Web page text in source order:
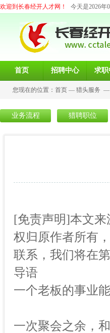
欢迎到长春经开人才网！ 今天是2026年
首页 招聘中心 求职
您现在的位置： 首页 — 猎头服务 —
业务流程 猎聘职位
[免责声明]本文
权归原作者所有
联系，我们将在
导语
一个老板的事业
一次聚会之余，